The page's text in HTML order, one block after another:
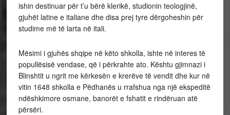
ishin destinuar për t’u bërë klerikë, studionin teologjinë,
gjuhët latine e italiane dhe disa prej tyre dërgoheshin për
studime më të larta në itali.
Mësimi i gjuhës shqipe në këto shkolla, ishte në interes të
popullësisë vendase, që i përkrahte ato. Kështu gjimnazi i
Blinshtit u ngrit me kërkesën e krerëve të vendit dhe kur në
vitin 1648 shkolla e Pëdhanës u rrafshua nga një ekspeditë
ndëshkimore osmane, banorët e fshatit e rindëruan atë
përsëri.